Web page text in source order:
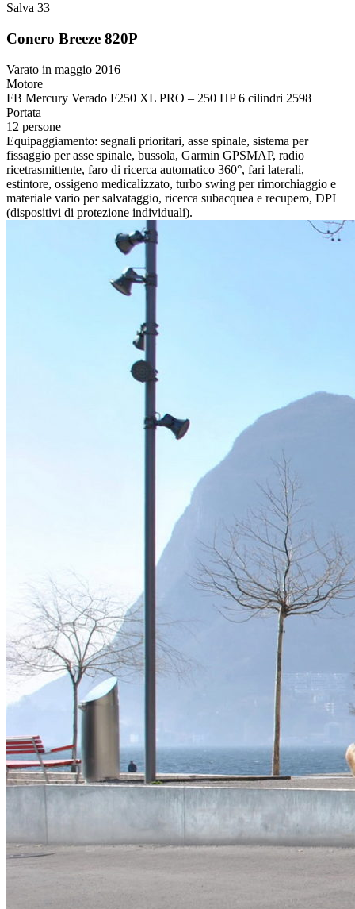
Salva 33
Conero Breeze 820P
Varato in maggio 2016
Motore
FB Mercury Verado F250 XL PRO – 250 HP 6 cilindri 2598
Portata
12 persone
Equipaggiamento: segnali prioritari, asse spinale, sistema per
fissaggio per asse spinale, bussola, Garmin GPSMAP, radio
ricetrasmittente, faro di ricerca automatico 360°, fari laterali,
estintore, ossigeno medicalizzato, turbo swing per rimorchiaggio e
materiale vario per salvataggio, ricerca subacquea e recupero, DPI
(dispositivi di protezione individuali).